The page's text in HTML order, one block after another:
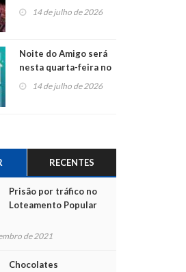
do Jota Quest nos 45
anos da Sicredi Ouro
14 de julho de 2026
Noite do Amigo será
nesta quarta-feira no
Centro de Cultura de
14 de julho de 2026
RECENTES
Prisão por tráfico no
Loteamento Popular
de 2021
Chocolates